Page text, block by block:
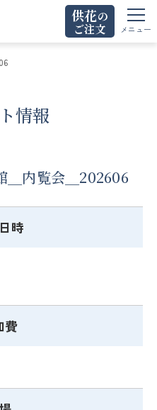
玉泉院
供花の
ご注文
メニュー
情報
＿内覧会＿202606
時
費